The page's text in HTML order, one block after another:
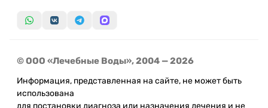
© ООО «Лечебные Воды», 2004 — 2026
Информация, представленная на сайте, не может быть
использована
для постановки диагноза или назначения лечения и не